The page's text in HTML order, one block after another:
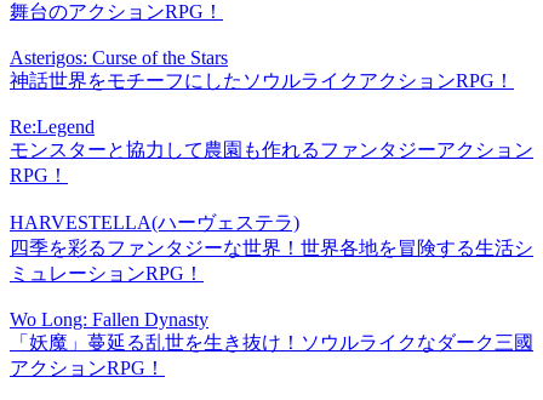
舞台のアクションRPG！
Asterigos: Curse of the Stars
神話世界をモチーフにしたソウルライクアクションRPG！
Re:Legend
モンスターと協力して農園も作れるファンタジーアクション
RPG！
HARVESTELLA(ハーヴェステラ)
四季を彩るファンタジーな世界！世界各地を冒険する生活シ
ミュレーションRPG！
Wo Long: Fallen Dynasty
「妖魔」蔓延る乱世を生き抜け！ソウルライクなダーク三國
アクションRPG！